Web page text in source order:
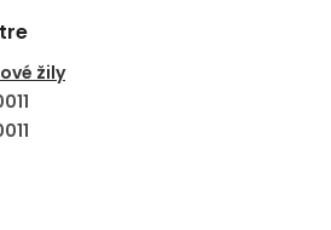
žily